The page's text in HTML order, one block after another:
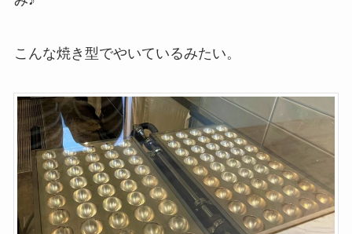
こんな焼き型でやいているみたい。